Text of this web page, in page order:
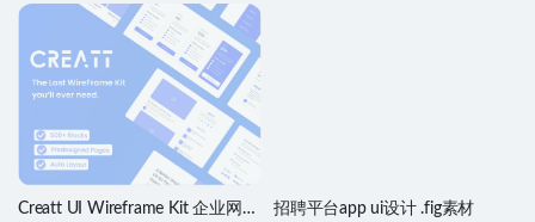
Creatt UI Wireframe Kit 企业网站
招聘平台app ui设计 .fig素材